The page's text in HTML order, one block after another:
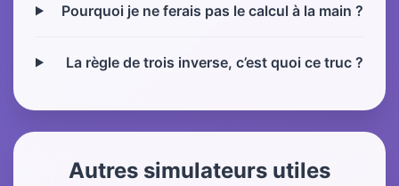
Pourquoi je ne ferais pas le calcul à la main ?
La règle de trois inverse, c’est quoi ce truc ?
Autres simulateurs utiles